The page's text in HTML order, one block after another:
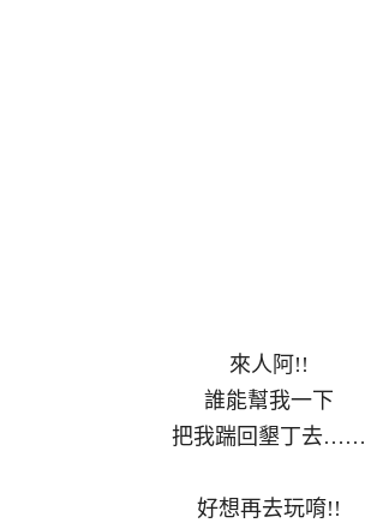
來人阿!!
誰能幫我一下
把我踹回墾丁去……
好想再去玩唷!!